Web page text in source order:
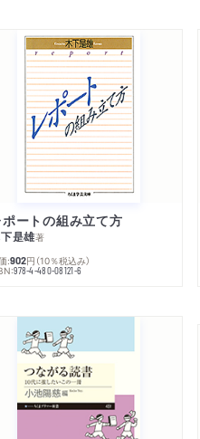
ポートの組み立て方
是雄著
:902円 （10％税込み）
978-4-480-08121-6